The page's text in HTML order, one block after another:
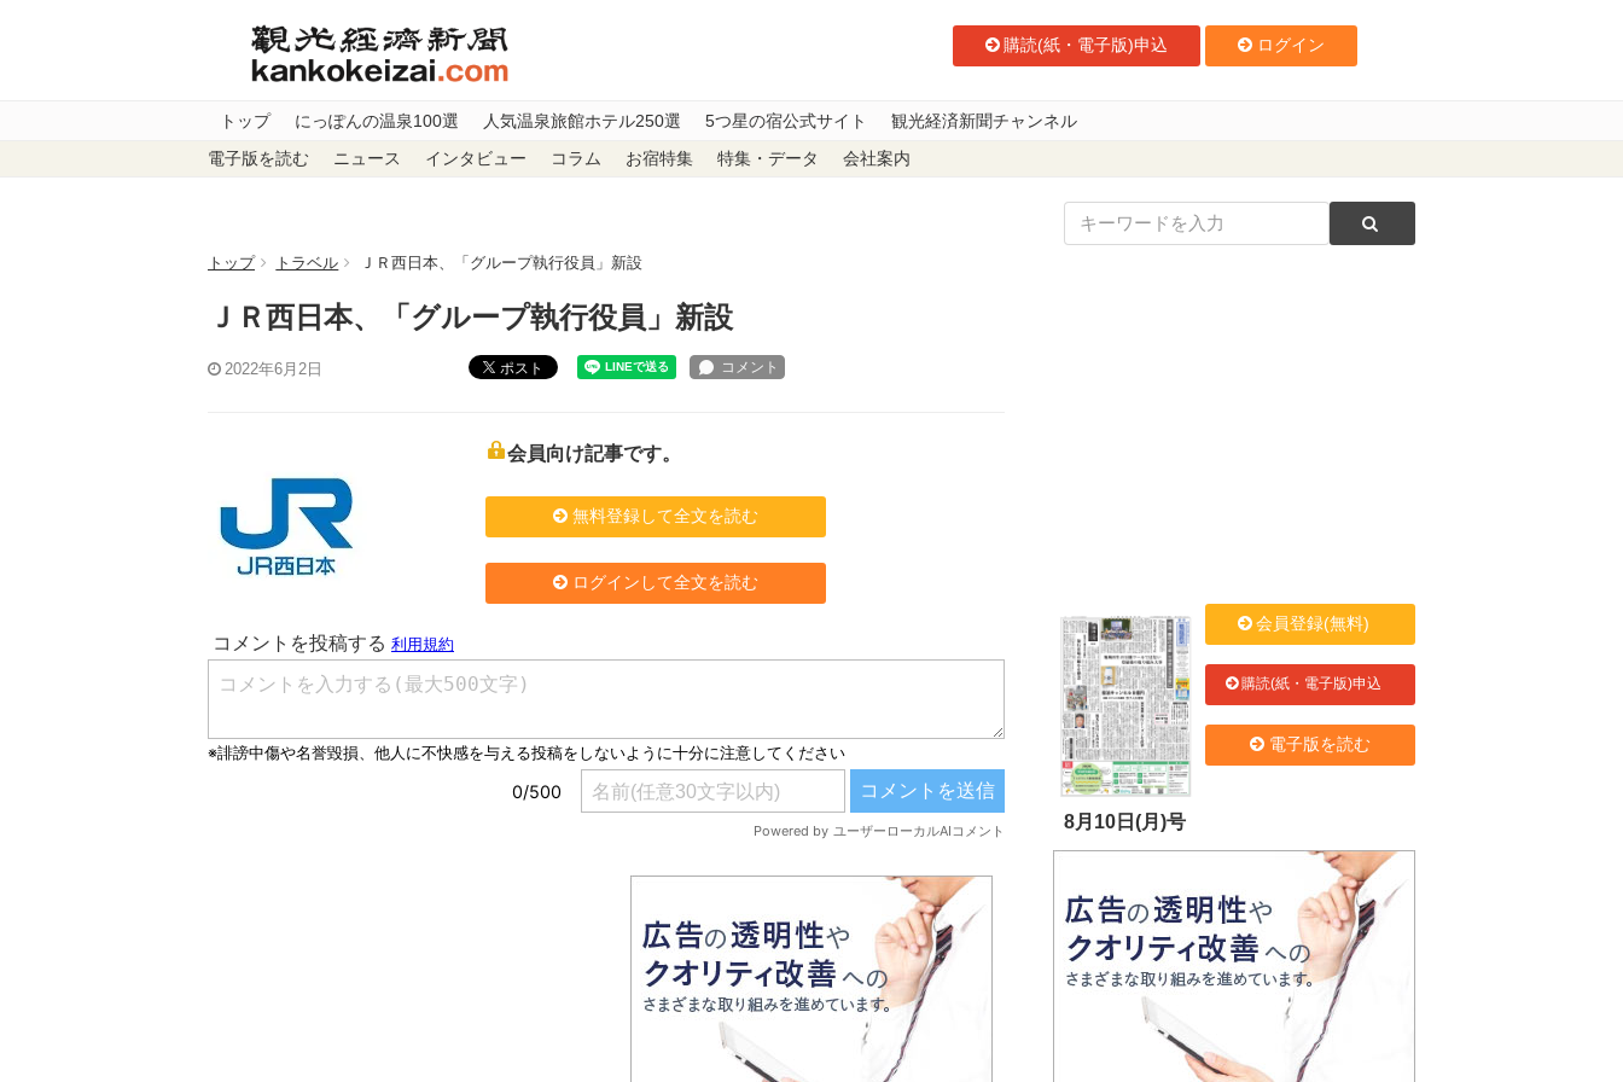
購読(紙・電子版)申込 ログイン
トップ にっぽんの温泉100選 人気温泉旅館ホテル250選 5つ星の宿公式サイト 観光経済新聞チャンネル
電子版を読む ニュース インタビュー コラム お宿特集 特集・データ 会社案内
トップ トラベル ＪＲ西日本、「グループ執行役員」新設
ＪＲ西日本、「グループ執行役員」新設
2022年6月2日 ポスト
会員向け記事です。
無料登録して全文を読む
ログインして全文を読む
8月10日(月)号
会員登録(無料)
購読(紙・電子版)申込
電子版を読む